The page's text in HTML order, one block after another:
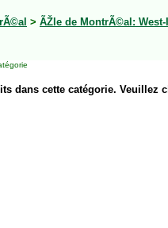
> ÃŽle de MontrÃ©al: West-
dans cette catégorie. Veuillez